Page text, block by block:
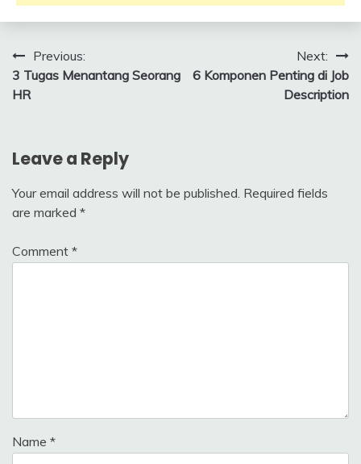
Post
navigation
Previous:
3 Tugas Menantang Seorang
HR
Next:
6 Komponen Penting di Job
Description
Leave a Reply
Your email address will not be published. Required fields
are marked *
Comment *
Name *